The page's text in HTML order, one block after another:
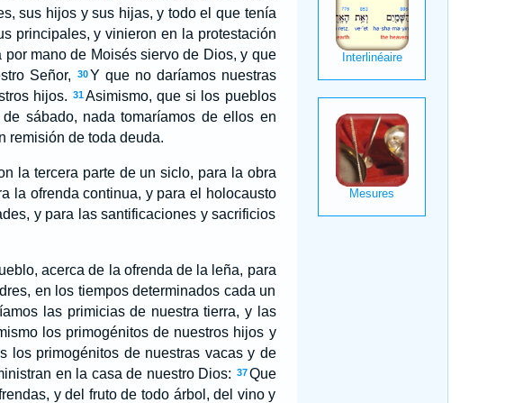
sus hijos y sus hijas, y todo el que tenía
principales, y vinieron en la protestación
mano de Moisés siervo de Dios, y que
Señor,
30 Y que no daríamos nuestras
hijos.
31Asimismo, que si los pueblos
sábado, nada tomaríamos de ellos en
remisión de toda deuda.
la tercera parte de un siclo, para la obra
la ofrenda continua, y para el holocausto
y para las santificaciones y sacrificios
acerca de la ofrenda de la leña, para
en los tiempos determinados cada un
las primicias de nuestra tierra, y las
los primogénitos de nuestros hijos y
los primogénitos de nuestras vacas y de
en la casa de nuestro Dios: 37 Que
y del fruto de todo árbol, del vino y